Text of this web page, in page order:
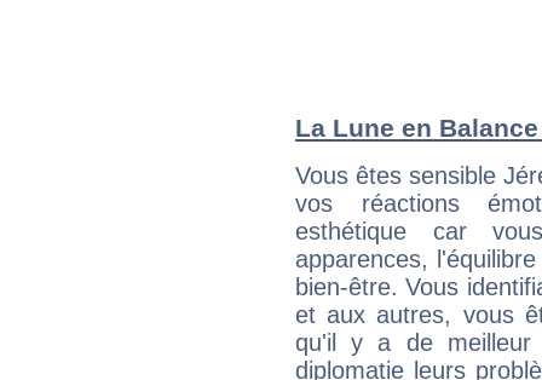
La Lune en
Vous êtes sensible
vos réactions
esthétique car
apparences,
bien-être. Vous
et aux autres, vous
qu'il y a de
diplomatie leurs